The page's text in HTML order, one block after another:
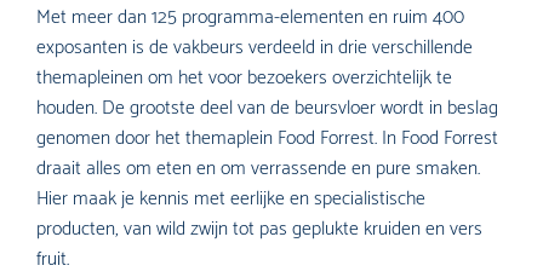
Met meer dan 125 programma-elementen en ruim 400
exposanten is de vakbeurs verdeeld in drie verschillende
themapleinen om het voor bezoekers overzichtelijk te
houden. De grootste deel van de beursvloer wordt in beslag
genomen door het themaplein Food Forrest. In Food Forrest
draait alles om eten en om verrassende en pure smaken.
Hier maak je kennis met eerlijke en specialistische
producten, van wild zwijn tot pas geplukte kruiden en vers
fruit.